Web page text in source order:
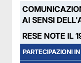
AI SENSI
RESE NOTE IL
PARTECIPAZIONI